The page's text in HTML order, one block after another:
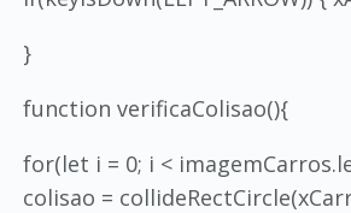
}
function verificaColisao(){
for(let i = 0; i <
colisao =